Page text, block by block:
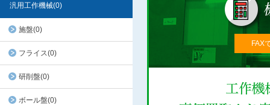
汎用工作機械(0)
施盤(0)
フライス(0)
研削盤(0)
ボール盤(0)
FAX